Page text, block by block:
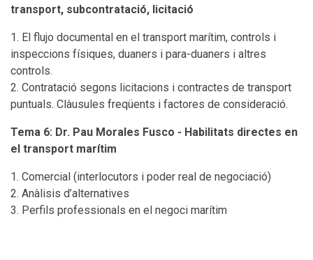
transport, subcontratació, licitació
El flujo documental en el transport marítim, controls i
inspeccions físiques, duaners i para-duaners i altres
controls.
Contratació segons licitacions i contractes de transport
puntuals. Clàusules freqüents i factores de consideració.
Tema 6: Dr. Pau Morales Fusco - Habilitats directes en
el transport marítim
Comercial (interlocutors i poder real de negociació)
Anàlisis d’alternatives
Perfils professionals en el negoci marítim